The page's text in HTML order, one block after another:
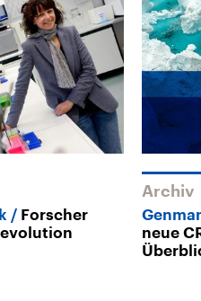
Forscher
Archiv
neue